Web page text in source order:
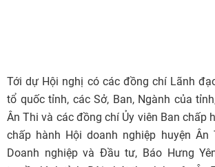
Tới dự Hội nghị có các đồng chí Lãnh
tổ quốc tỉnh, các Sở, Ban, Ngành của
Ân Thi và các đồng chí Ủy viên Ban chấp
chấp hành Hội doanh nghiệp huyện Ân
Doanh nghiệp và Đầu tư, Báo Hưng